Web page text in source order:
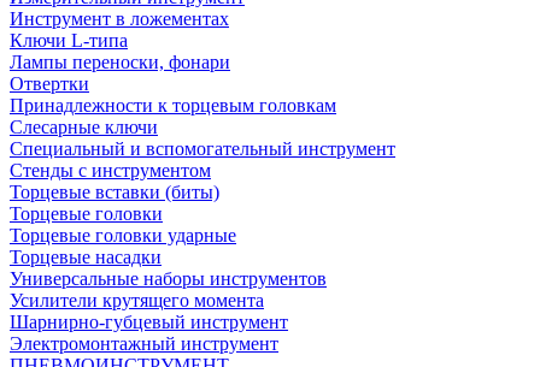
Инструмент в ложементах
Ключи L-типа
Лампы переноски, фонари
Отвертки
Принадлежности к торцевым головкам
Слесарные ключи
Специальный и вспомогательный инструмент
Стенды с инструментом
Торцевые вставки (биты)
Торцевые головки
Торцевые головки ударные
Торцевые насадки
Универсальные наборы инструментов
Усилители крутящего момента
Шарнирно-губцевый инструмент
Электромонтажный инструмент